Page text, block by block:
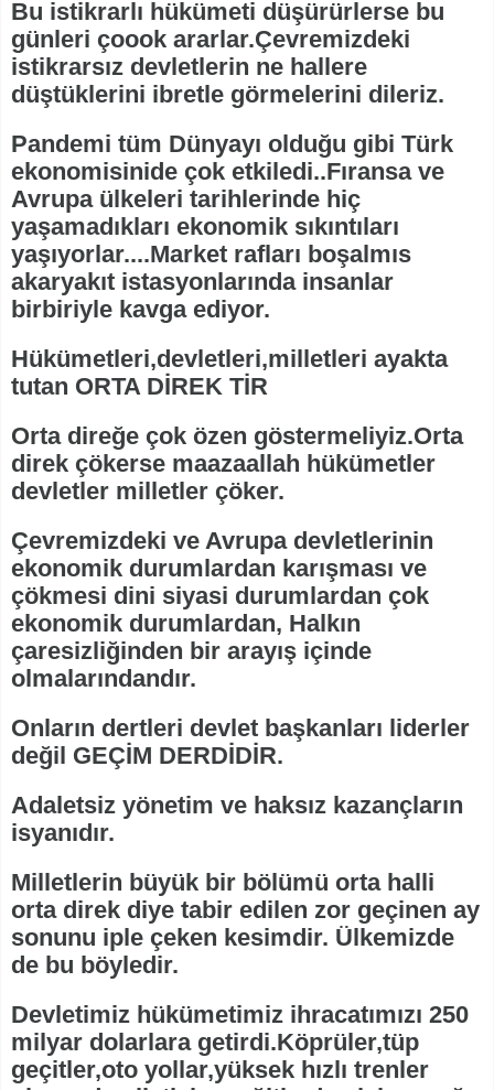
Bu istikrarlı hükümeti düşürürlerse bu
günleri çoook ararlar.Çevremizdeki
istikrarsız devletlerin ne hallere
düştüklerini ibretle görmelerini dileriz.
Pandemi tüm Dünyayı olduğu gibi Türk
ekonomisinide çok etkiledi..Fıransa ve
Avrupa ülkeleri tarihlerinde hiç
yaşamadıkları ekonomik sıkıntıları
yaşıyorlar....Market rafları boşalmıs
akaryakıt istasyonlarında insanlar
birbiriyle kavga ediyor.
Hükümetleri,devletleri,milletleri ayakta
tutan ORTA DİREK TİR
Orta direğe çok özen göstermeliyiz.Orta
direk çökerse maazaallah hükümetler
devletler milletler çöker.
Çevremizdeki ve Avrupa devletlerinin
ekonomik durumlardan karışması ve
çökmesi dini siyasi durumlardan çok
ekonomik durumlardan, Halkın
çaresizliğinden bir arayış içinde
olmalarındandır.
Onların dertleri devlet başkanları liderler
değil GEÇİM DERDİDİR.
Adaletsiz yönetim ve haksız kazançların
isyanıdır.
Milletlerin büyük bir bölümü orta halli
orta direk diye tabir edilen zor geçinen ay
sonunu iple çeken kesimdir. Ülkemizde
de bu böyledir.
Devletimiz hükümetimiz ihracatımızı 250
milyar dolarlara getirdi.Köprüler,tüp
geçitler,oto yollar,yüksek hızlı trenler